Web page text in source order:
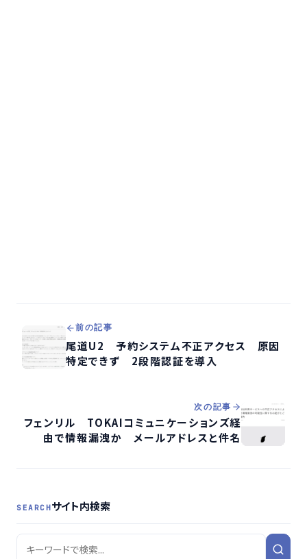
前の記事
尾道U2 予約システム不正アクセス 原因
特定できず 2段階認証を導入
次の記事
フェンリル TOKAIコミュニケーションズ経
由で情報漏洩か メールアドレスと件名
SEARCHサイト内検索